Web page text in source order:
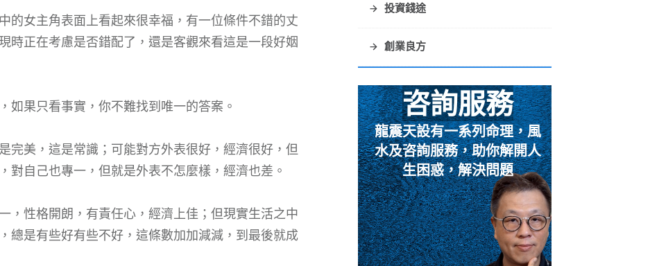
的女主角表面上看起來很幸福，有一位條件不錯的丈
時正在考慮是否錯配了，還是客觀來看這是一段好姻
如果只看事實，你不難找到唯一的答案。
完美，這是常識；可能對方外表很好，經濟很好，但
對自己也專一，但就是外表不怎麼樣，經濟也差。
，性格開朗，有責任心，經濟上佳；但現實生活之中
總是有些好有些不好，這條數加加減減，到最後就成
投資錢途
創業良方
咨詢服務
龍震天設有一系列命理，風
水及咨詢服務，助你解開人
生困惑，解決問題